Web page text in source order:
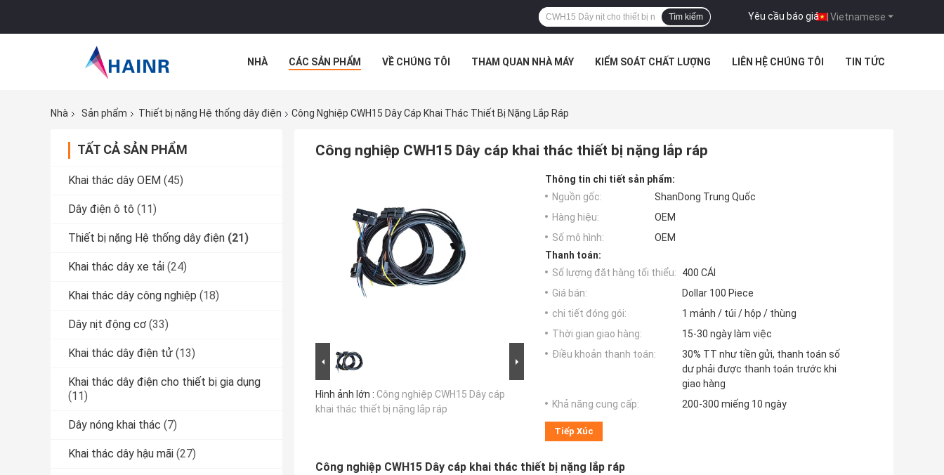
Vietnamese
Yêu cầu báo giá |
Tìm kiếm
NHÀ CÁC SẢN PHẨM VỀ CHÚNG TÔI THAM QUAN NHÀ MÁY KIỂM SOÁT CHẤT LƯỢNG LIÊN HỆ CHÚNG TÔI TIN TỨC
Nhà
Sản phẩm Thiết bị nặng Hệ thống dây điện Công Nghiệp CWH15 Dây Cáp Khai Thác Thiết Bị Nặng Lắp Ráp
TẤT CẢ SẢN PHẨM
Khai thác dây OEM (45)
Dây điện ô tô (11)
Thiết bị nặng Hệ thống dây điện (21)
Khai thác dây xe tải (24)
Khai thác dây công nghiệp (18)
Dây nịt động cơ (33)
Khai thác dây điện tử (13)
Khai thác dây điện cho thiết bị gia dụng
(11)
Dây nóng khai thác (7)
Khai thác dây hậu mãi (27)
Công nghiệp CWH15 Dây cáp khai thác thiết bị nặng lắp ráp
Hình ảnh lớn : Công nghiệp CWH15 Dây cáp
khai thác thiết bị nặng lắp ráp
Thông tin chi tiết sản phẩm:
Nguồn gốc:
ShanDong Trung Quốc
Hàng hiệu:
OEM
Số mô hình:
OEM
Thanh toán:
Số lượng đặt hàng tối thiểu:
400 CÁI
Giá bán:
Dollar 100 Piece
chi tiết đóng gói:
1 mảnh / túi / hộp / thùng
Thời gian giao hàng:
15-30 ngày làm việc
Điều khoản thanh toán:
30% TT như tiền gửi, thanh toán số
dư phải được thanh toán trước khi
giao hàng
Khả năng cung cấp:
200-300 miếng 10 ngày
Tiếp Xúc
Công nghiệp CWH15 Dây cáp khai thác thiết bị nặng lắp ráp